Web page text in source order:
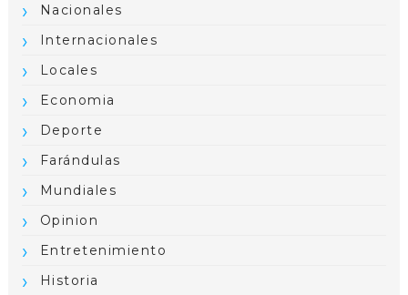
Nacionales
Internacionales
Locales
Economia
Deporte
Farándulas
Mundiales
Opinion
Entretenimiento
Historia